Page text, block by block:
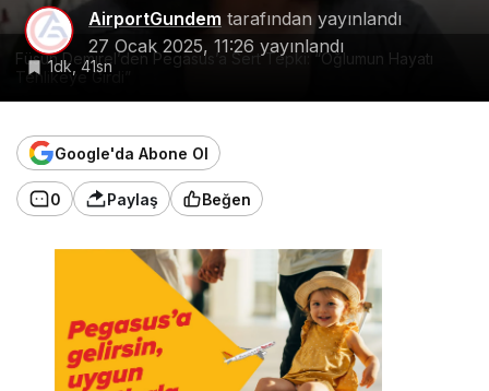
Füsun Demirel’den Pegasus’a Sert Tepki: “Oğlumun Hayatı
Tehlikeye Girdi”
Füsun Demirel’den Pegasus’a Sert
Tepki: “Oğlumun Hayatı Tehlikeye
Girdi”
27 Ocak 2025, 11:26
1dk, 41sn
Google'da Abone Ol
Beğen